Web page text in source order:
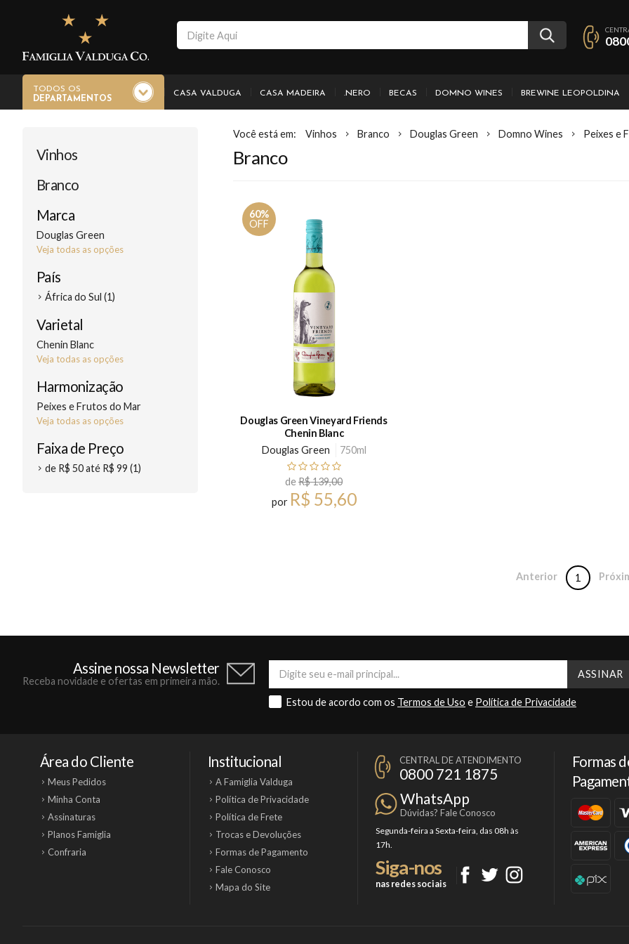
TODOS OS
DEPARTAMENTOS
CASA VALDUGA CASA MADEIRA .NERO BECAS DOMNO WINES BREWINE LEOPOLDINA
Vinhos
Branco
Marca
Douglas Green
Veja todas as opções
País
África do Sul (1)
Varietal
Chenin Blanc
Veja todas as opções
Harmonização
Peixes e Frutos do Mar
Veja todas as opções
Faixa de Preço
de R$ 50 até R$ 99 (1)
Vinhos Branco Douglas Green Domno Wines Peixes e
Branco
60%
OFF
Douglas Green Vineyard Friends
Chenin Blanc
Douglas Green
750ml
deR$ 139,00
por R$ 55,60
Anterior 1
Assine nossa Newsletter
Receba novidade e ofertas em primeira mão.
Estou de acordo com os Termos de Uso e Política de Privacidade
Área do Cliente
Meus Pedidos
Minha Conta
Assinaturas
Planos Famiglia
Confraria
Institucional
A Famiglia Valduga
Política de Privacidade
Política de Frete
Trocas e Devoluções
Formas de Pagamento
Fale Conosco
Mapa do Site
CENTRAL DE ATENDIMENTO
0800 721 1875
WhatsApp
Dúvidas? Fale Conosco
Segunda-feira a Sexta-feira, das 08h às
17h.
Siga-nos
nas redes sociais
Formas